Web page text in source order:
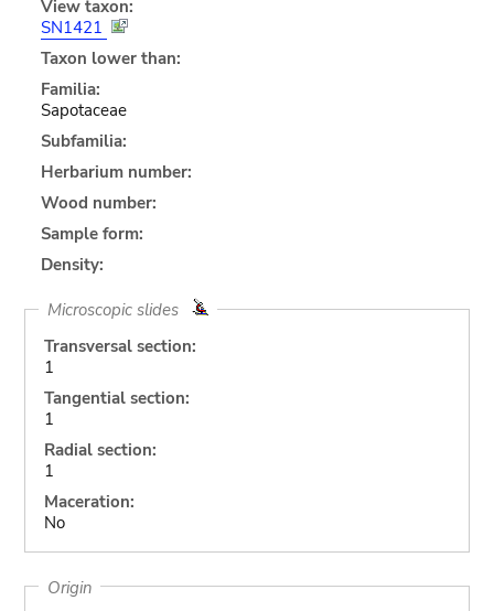
View taxon:
SN1421
Taxon lower than:
Familia:
Sapotaceae
Subfamilia:
Herbarium number:
Wood number:
Sample form:
Density:
Microscopic slides
Transversal section:
1
Tangential section:
1
Radial section:
1
Maceration:
No
Origin